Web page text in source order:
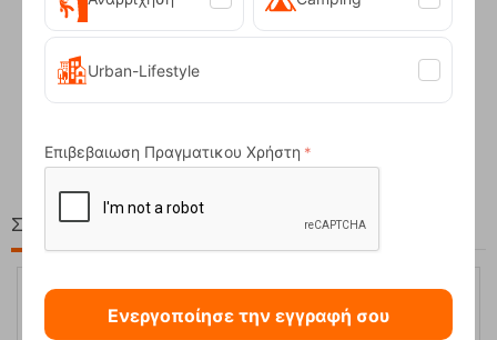
Στη ίδια Τιμή!
Urban-Lifestyle
Επιβεβαιωση Πραγματικου Χρήστη
Ενεργοποίησε την εγγραφή σου